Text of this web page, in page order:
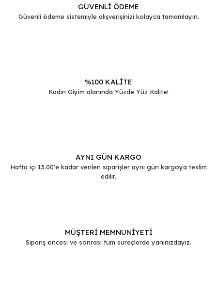
Ürün bilgilerinde hatalar bulunuyor.
GÜVENLİ ÖDEME
Güvenli ödeme sistemiyle alışverişinizi kolayca tamamlayın.
%100 KALİTE
Kadın Giyim alanında Yüzde Yüz Kalite!
AYNI GÜN KARGO
Hafta içi 13.00'e kadar verilen siparişler aynı gün kargoya teslim
edilir.
MÜŞTERİ MEMNUNİYETİ
Sipariş öncesi ve sonrası tüm süreçlerde yanınızdayız.